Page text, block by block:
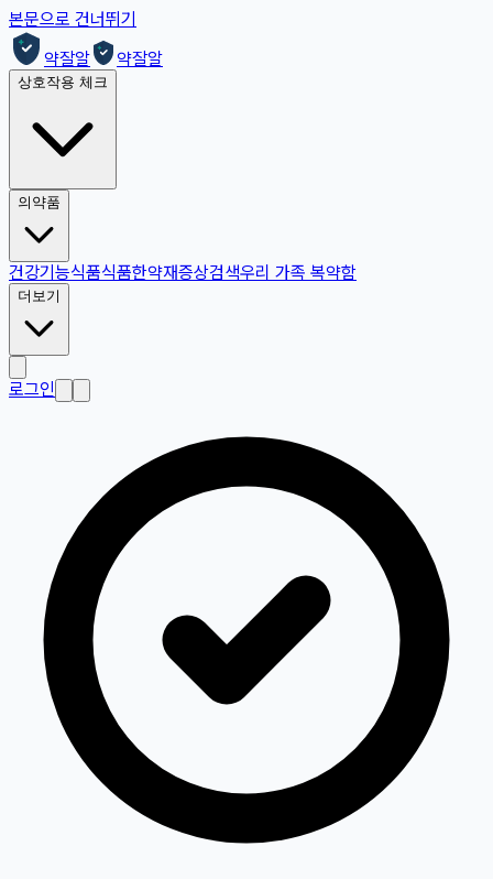
본문으로 건너뛰기
약잘알
약잘알
상호작용 체크
의약품
건강기능식품식품한약재증상검색우리 가족 복약함
더보기
로그인